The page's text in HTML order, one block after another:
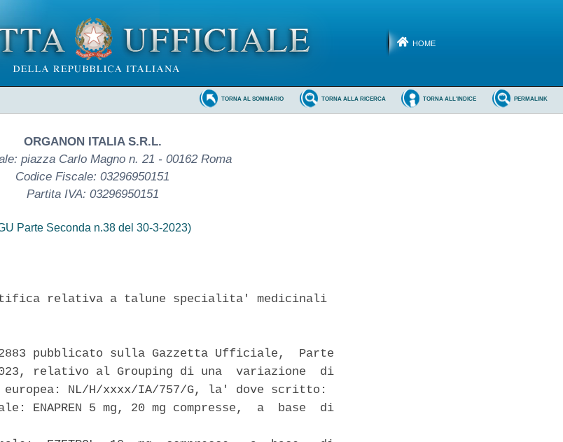
HOME
PERMALINK
TORNA ALL'INDICE
TORNA ALLA RICERCA
TORNA AL SOMMARIO
ORGANON ITALIA S.R.L.
piazza Carlo Magno n. 21 - 00162 Roma
Codice Fiscale: 03296950151
Partita IVA: 03296950151
Parte Seconda n.38 del 30-3-2023)
relativa a talune specialita' medicinali
pubblicato sulla Gazzetta Ufficiale,  Parte
relativo al Grouping di una  variazione  di
NL/H/xxxx/IA/757/G, la' dove scritto:
ENAPREN 5 mg, 20 mg compresse,  a  base  di